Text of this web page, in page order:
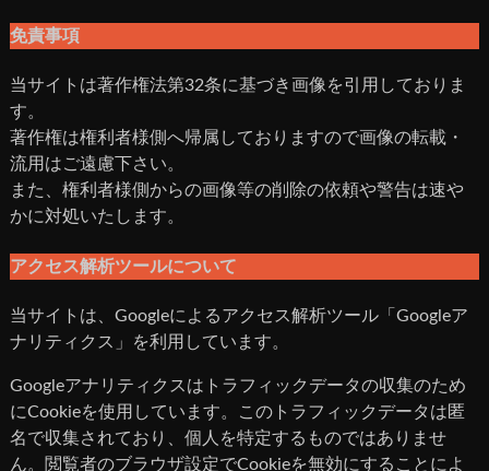
免責事項
当サイトは著作権法第32条に基づき画像を引用しておりま
す。
著作権は権利者様側へ帰属しておりますので画像の転載・
流用はご遠慮下さい。
また、権利者様側からの画像等の削除の依頼や警告は速や
かに対処いたします。
アクセス解析ツールについて
当サイトは、Googleによるアクセス解析ツール「Googleア
ナリティクス」を利用しています。
Googleアナリティクスはトラフィックデータの収集のため
にCookieを使用しています。このトラフィックデータは匿
名で収集されており、個人を特定するものではありませ
ん。閲覧者のブラウザ設定でCookieを無効にすることによ